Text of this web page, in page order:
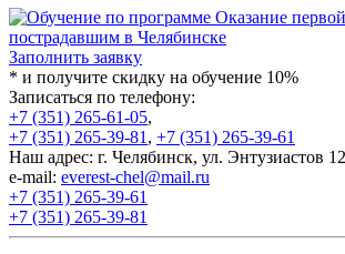
Заполнить заявку
* и получите скидку на обучение 10%
Записаться по телефону:
+7 (351) 265-61-05,
+7 (351) 265-39-81 , +7 (351) 265-39-61
Наш адрес: г. Челябинск, ул. Энтузиастов
e-mail: everest-chel@mail.ru
+7 (351) 265-39-61
+7 (351) 265-39-81